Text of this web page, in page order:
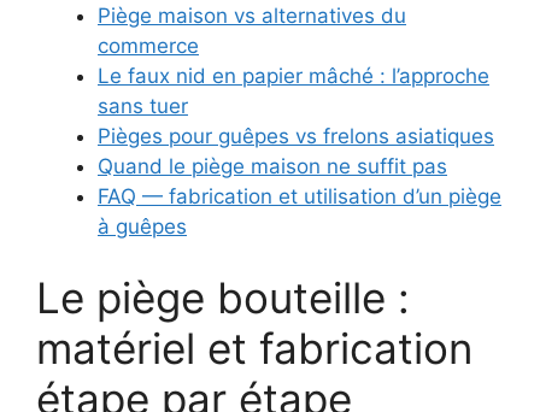
Piège maison vs alternatives du
commerce
Le faux nid en papier mâché : l’approche
sans tuer
Pièges pour guêpes vs frelons asiatiques
Quand le piège maison ne suffit pas
FAQ — fabrication et utilisation d’un piège
à guêpes
Le piège bouteille :
matériel et fabrication
étape par étape